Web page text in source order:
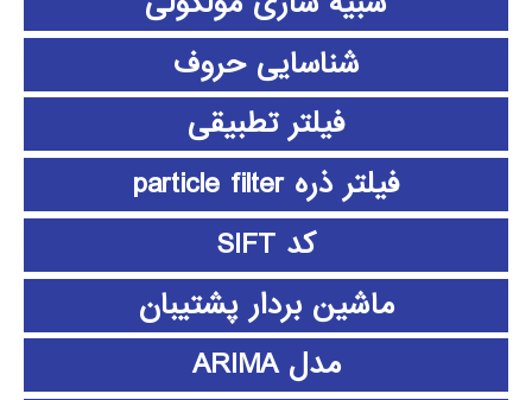
شناسایی حروف
فیلتر تطبیقی
فیلتر ذره particle filter
کد SIFT
ماشین بردار پشتیبان
مدل ARIMA